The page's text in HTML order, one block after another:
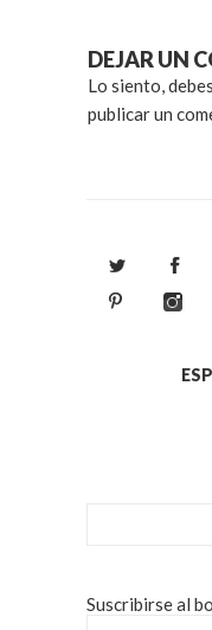
DEJAR UN
Lo siento,
publicar un
Suscribirse al